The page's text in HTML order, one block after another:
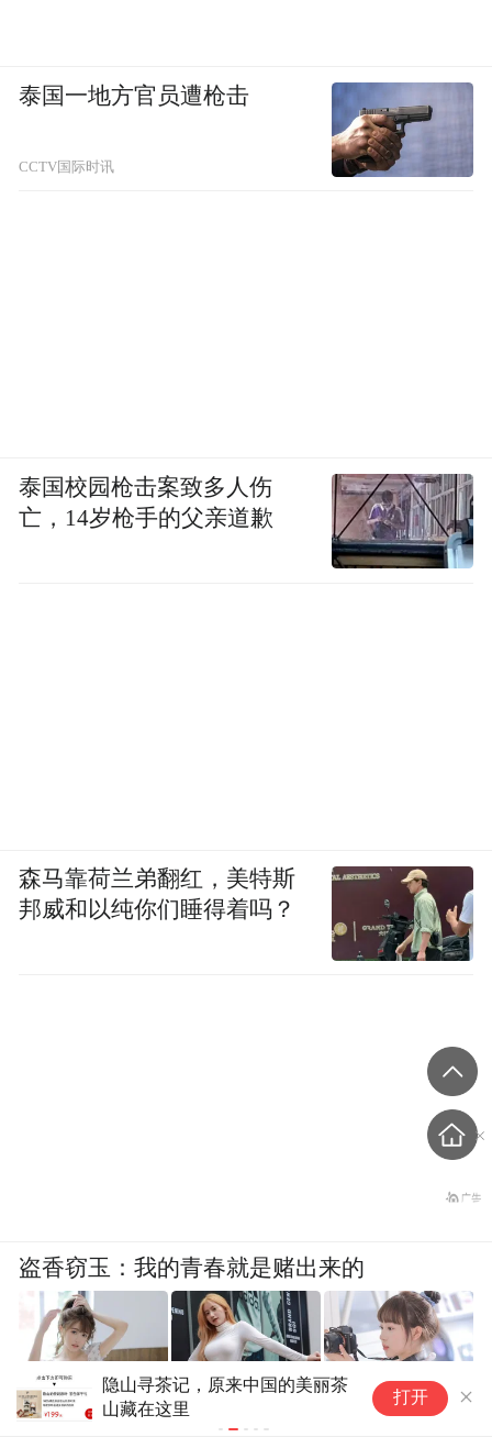
云端赴赤水，国学遇酱香！中国
郎・北京专属包机探秘庄园之旅
20cm速递
创业50ETF
打开
泰国一地方官员遭枪击
CCTV国际时讯
泰国校园枪击案致多人伤
亡，14岁枪手的父亲道歉
森马靠荷兰弟翻红，美特斯
邦威和以纯你们睡得着吗？
盗香窃玉：我的青春就是赌出来的
爽文